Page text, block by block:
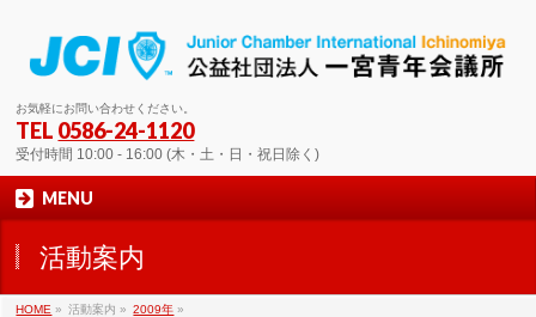
お気軽にお問い合わせください。
TEL 0586-24-1120
受付時間 10:00 - 16:00 (木・土・日・祝日除く)
MENU
活動案内
HOME » 活動案内 » 2009年 »